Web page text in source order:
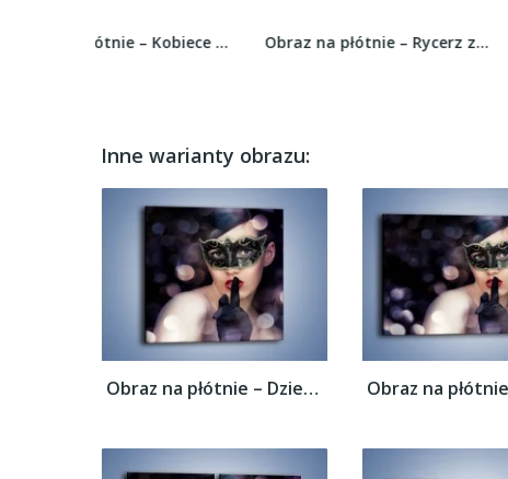
Obraz na płótnie – Rycerz z złotej zbroi –...
Inne warianty obrazu:
Obraz na płótnie – Dziewczyna w czarnej...